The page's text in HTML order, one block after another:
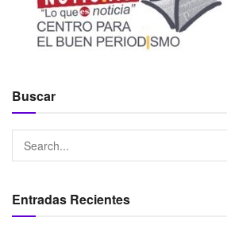
Buscar
Entradas Recientes